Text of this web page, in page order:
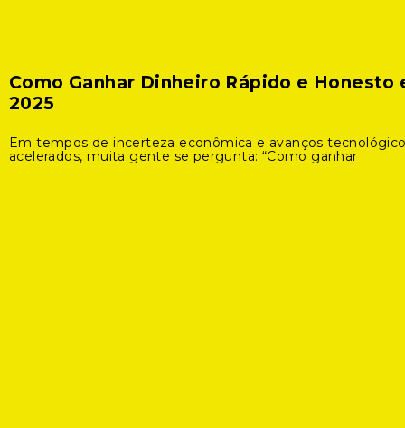
Como Ganhar Dinheiro Rápido e Honesto
2025
Em tempos de incerteza econômica e avanços
acelerados, muita gente se pergunta: “Como ganhar